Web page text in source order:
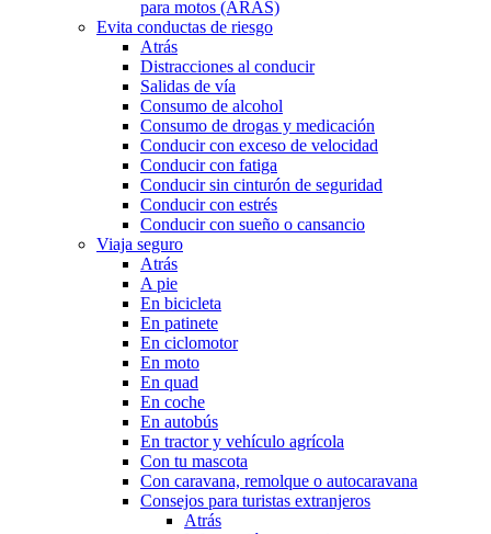
para motos (ARAS)
Evita conductas de riesgo
Atrás
Distracciones al conducir
Salidas de vía
Consumo de alcohol
Consumo de drogas y medicación
Conducir con exceso de velocidad
Conducir con fatiga
Conducir sin cinturón de seguridad
Conducir con estrés
Conducir con sueño o cansancio
Viaja seguro
Atrás
A pie
En bicicleta
En patinete
En ciclomotor
En moto
En quad
En coche
En autobús
En tractor y vehículo agrícola
Con tu mascota
Con caravana, remolque o autocaravana
Consejos para turistas extranjeros
Atrás